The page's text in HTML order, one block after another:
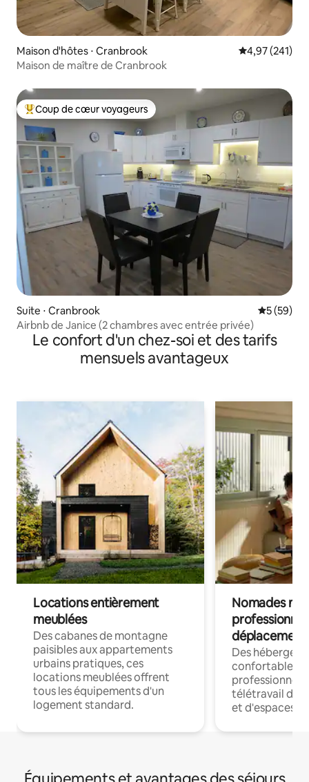
Maison d'hôtes ⋅ Cranbrook Évaluation
4,97 (241)
Maison de maître de Cranbrook
Coups de cœur voyageurs les plus appréciés
Coup de cœur voyageurs
Suite ⋅ Cranbrook
5 (59)
Airbnb de Janice (2 chambres avec entrée privée)
Le confort d'un chez-soi et des tarifs
mensuels avantageux
Locations entièrement
meublées
Des cabanes de montagne
paisibles aux appartements
urbains pratiques, ces
locations meublées offrent
tous les équipements d'un
logement standard.
Nomades
déplacement
Des
confortables
professionnels
télétravail
et d'espaces